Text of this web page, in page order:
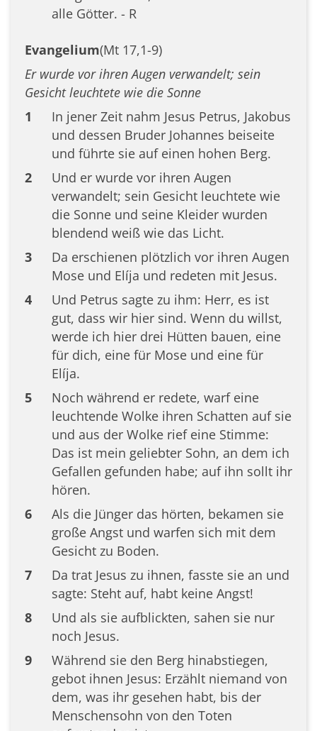
alle Götter. - R
Evangelium(Mt 17,1-9)
Er wurde vor ihren Augen verwandelt; sein
Gesicht leuchtete wie die Sonne
1
In jener Zeit nahm Jesus Petrus, Jakobus
und dessen Bruder Johannes beiseite
und führte sie auf einen hohen Berg.
2
Und er wurde vor ihren Augen
verwandelt; sein Gesicht leuchtete wie
die Sonne und seine Kleider wurden
blendend weiß wie das Licht.
3
Da erschienen plötzlich vor ihren Augen
Mose und Elíja und redeten mit Jesus.
4
Und Petrus sagte zu ihm: Herr, es ist
gut, dass wir hier sind. Wenn du willst,
werde ich hier drei Hütten bauen, eine
für dich, eine für Mose und eine für
Elíja.
5
Noch während er redete, warf eine
leuchtende Wolke ihren Schatten auf sie
und aus der Wolke rief eine Stimme:
Das ist mein geliebter Sohn, an dem ich
Gefallen gefunden habe; auf ihn sollt ihr
hören.
6
Als die Jünger das hörten, bekamen sie
große Angst und warfen sich mit dem
Gesicht zu Boden.
7
Da trat Jesus zu ihnen, fasste sie an und
sagte: Steht auf, habt keine Angst!
8
Und als sie aufblickten, sahen sie nur
noch Jesus.
9
Während sie den Berg hinabstiegen,
gebot ihnen Jesus: Erzählt niemand von
dem, was ihr gesehen habt, bis der
Menschensohn von den Toten